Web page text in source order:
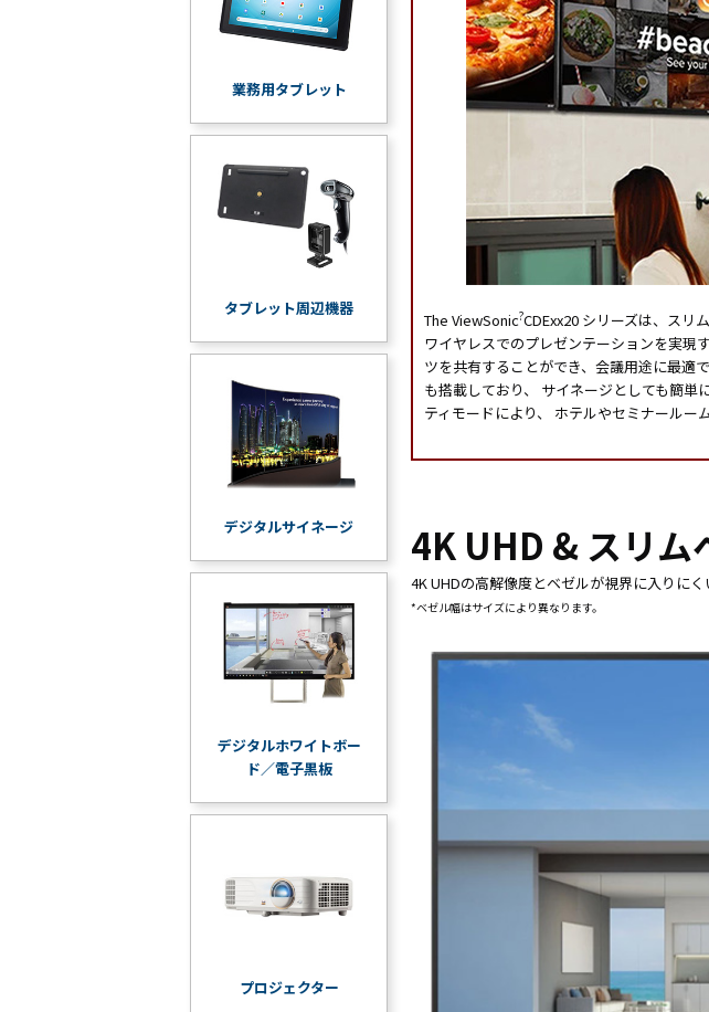
The ViewSonic?CDExx20 シリーズは、スリ
ワイヤレスでのプレゼンテーションを実現
ツを共有することができ、会議用途に最適
も搭載しており、 サイネージとしても簡単
ティモードにより、 ホテルやセミナールー
4K UHD & スリム
4K UHDの高解像度とベゼルが視界に入りに
*ベゼル幅はサイズにより異なります。
業務用タブレット
タブレット周辺機器
デジタルサイネージ
デジタルホワイトボー
ド／電子黒板
プロジェクター